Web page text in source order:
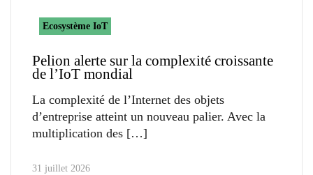
Ecosystème IoT
Pelion alerte sur la complexité croissante
de l’IoT mondial
La complexité de l’Internet des objets
d’entreprise atteint un nouveau palier. Avec la
multiplication des
31 juillet 2026